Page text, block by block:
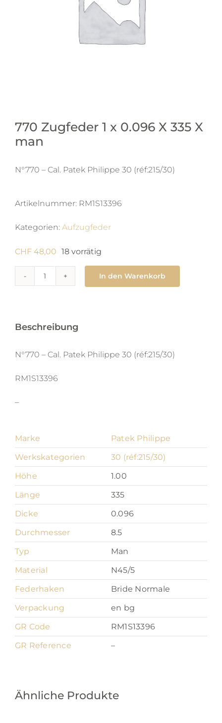
770 Zugfeder 1 x 0.096 X 335 X
man
N°770 – Cal. Patek Philippe 30 (réf:215/30)
Artikelnummer: RM1S13396
Kategorien: Aufzugfeder
CHF48,00 18 vorrätig
x
X
X
In den Warenkorb
Beschreibung
N°770 – Cal. Patek Philippe 30 (réf:215/30)
RM1S13396
–
Marke
Patek Philippe
Werkskategorien
30 (réf:215/30)
Höhe
1.00
Länge
335
Dicke
0.096
Durchmesser
8.5
Typ
Man
Material
N45/5
Federhaken
Bride Normale
Verpackung
en bg
GR Code
RM1S13396
GR Reference
–
Ähnliche Produkte